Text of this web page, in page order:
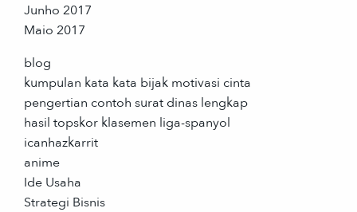
Junho 2017
Maio 2017
blog
kumpulan kata kata bijak motivasi cinta
pengertian contoh surat dinas lengkap
hasil topskor klasemen liga-spanyol
icanhazkarrit
anime
Ide Usaha
Strategi Bisnis